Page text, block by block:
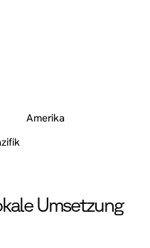
Amerika
Umsetzung